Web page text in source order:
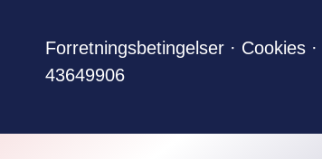
Forretningsbetingelser · Cookies ·
43649906